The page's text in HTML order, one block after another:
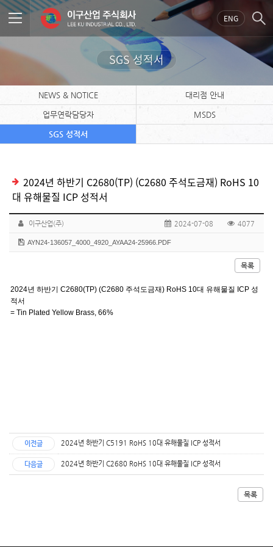
ENG
SGS 성적서
NEWS & NOTICE 대리점 안내
업무연락담당자 MSDS
SGS 성적서
2024년 하반기 C2680(TP) (C2680 주석도금재) RoHS 10
대 유해물질 ICP 성적서
이구산업(주) 2024-07-08 4077
AYN24-136057_4000_4920_AYAA24-25966.PDF
목록
2024년 하반기 C2680(TP) (C2680 주석도금재) RoHS 10대 유해물질 ICP성
적서
= Tin Plated Yellow Brass, 66%
이전글 2024년 하반기 C5191 RoHS 10대 유해물질 ICP 성적서
다음글 2024년 하반기 C2680 RoHS 10대 유해물질 ICP 성적서
목록